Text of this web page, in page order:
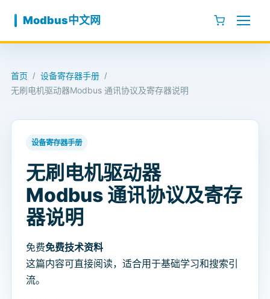
Modbus中文网
首页 / 设备寄存器手册 /
无刷电机驱动器Modbus 通讯协议及寄存器说明
设备寄存器手册
无刷电机驱动器
Modbus 通讯协议及寄存
器说明
免费免费技术资料
这篇内容可直接阅读，适合用于基础学习和搜索引
流。